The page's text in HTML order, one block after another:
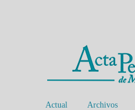
Actual Archivos